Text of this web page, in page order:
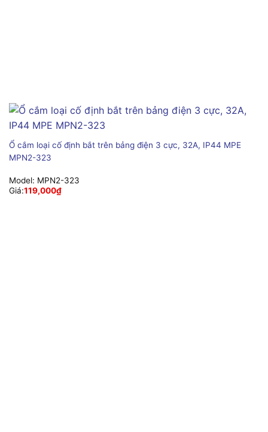
Ổ cắm loại cố định bắt trên bảng điện 3 cực, 32A, IP44 MPE
MPN2-323
Model: MPN2-323
Giá:119,000₫